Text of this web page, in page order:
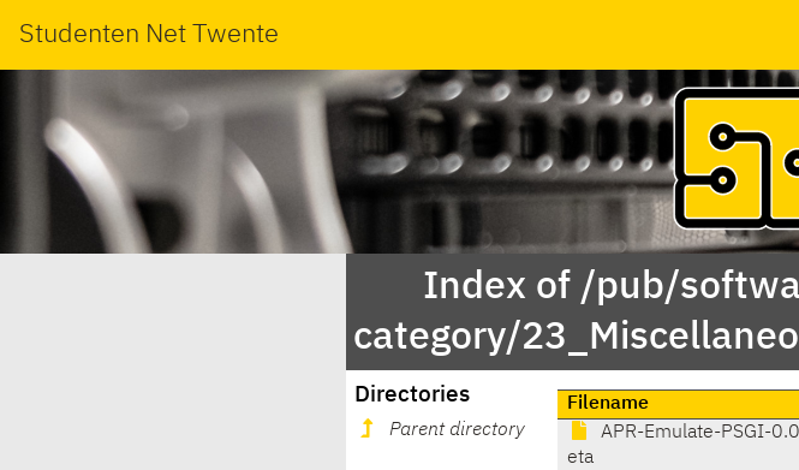
Studenten Net Twente
Index of /pub/
category/
Directories
Parent directory
Filename
APR-Emulate-PSGI-
eta